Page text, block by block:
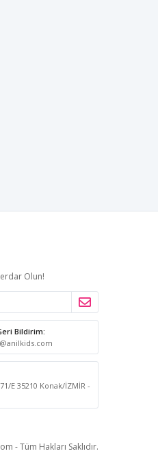
Olun!
Bildirim:
E 35210 Konak/İZMİR -
- Tüm Hakları Saklıdır.